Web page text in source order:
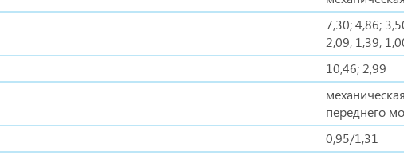
7,30; 4,86;
2,09; 1,39;
10,46; 2,99
переднего
0,95/1,31